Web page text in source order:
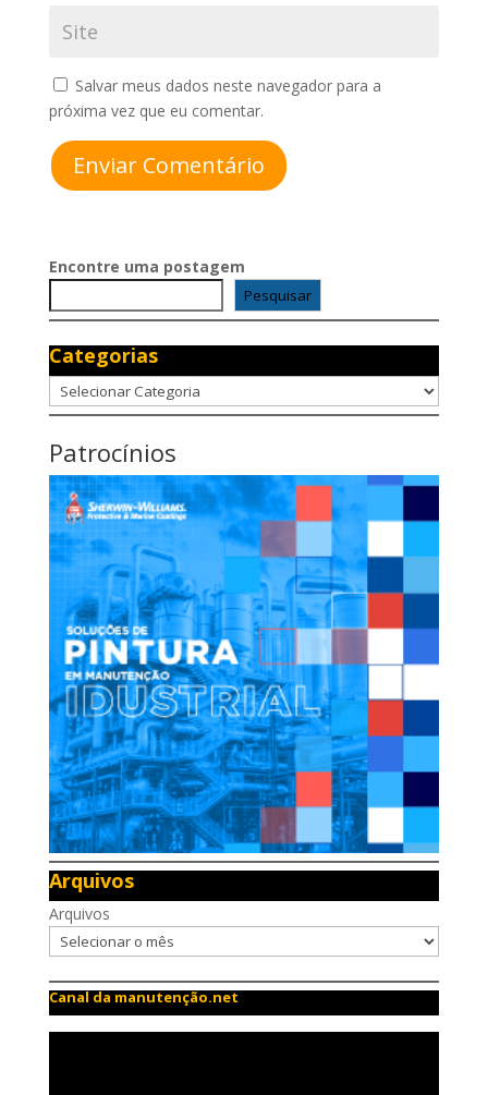
Salvar meus dados neste navegador para a
próxima vez que eu comentar.
Enviar Comentário
Encontre uma postagem
Pesquisar
Categorias
Categorias
Patrocínios
Arquivos
Arquivos
Canal da manutenção.net